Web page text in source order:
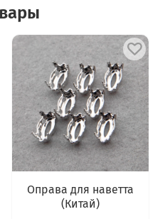
Оправа для наветта
(Китай)